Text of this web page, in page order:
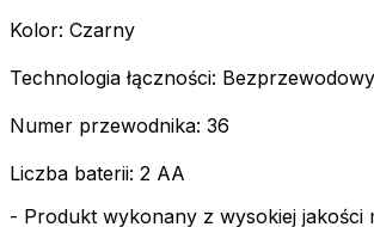
Kolor: Czarny
Technologia łączności: Bezprzewodowy
Numer przewodnika: 36
Liczba baterii: 2 AA
- Produkt wykonany z wysokiej jakości